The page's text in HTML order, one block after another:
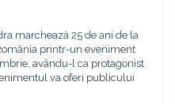
marchează 25 de ani de la
printr-un eveniment
avându-l ca protagonist
va oferi publicului